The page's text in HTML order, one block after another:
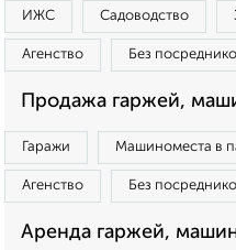
ИЖС Садоводство
Агенство Без
Продажа гаржей,
Гаражи Машиноместа в
Агенство Без
Аренда гаржей,